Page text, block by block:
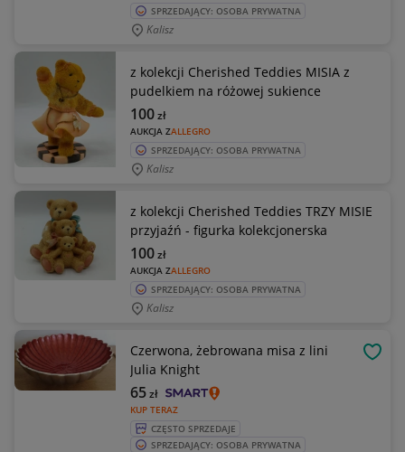
SPRZEDAJĄCY: OSOBA PRYWATNA
Kalisz
z kolekcji Cherished Teddies MISIA z
pudelkiem na różowej sukience
AUKCJA ZALLEGRO
100zł
SPRZEDAJĄCY: OSOBA PRYWATNA
Kalisz
z kolekcji Cherished Teddies TRZY MISIE
przyjaźń - figurka kolekcjonerska
AUKCJA ZALLEGRO
100zł
SPRZEDAJĄCY: OSOBA PRYWATNA
Kalisz
Czerwona, żebrowana misa z lini
Julia Knight
KUP TERAZ
65zł
CZĘSTO SPRZEDAJE
SPRZEDAJĄCY: OSOBA PRYWATNA